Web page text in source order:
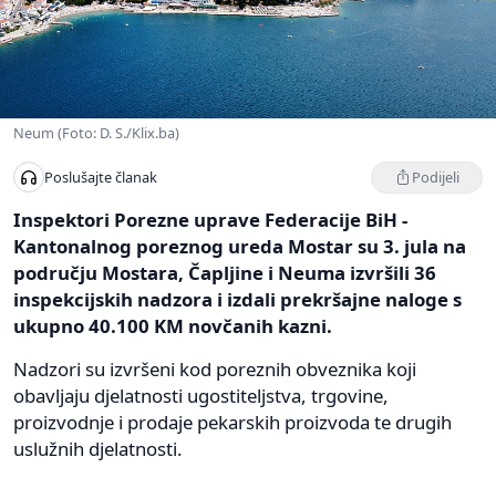
Neum (Foto: D. S./Klix.ba)
Poslušajte članak Podijeli
Inspektori Porezne uprave Federacije BiH -
Kantonalnog poreznog ureda Mostar su 3. jula na
području Mostara, Čapljine i Neuma izvršili 36
inspekcijskih nadzora i izdali prekršajne naloge s
ukupno 40.100 KM novčanih kazni.
Nadzori su izvršeni kod poreznih obveznika koji
obavljaju djelatnosti ugostiteljstva, trgovine,
proizvodnje i prodaje pekarskih proizvoda te drugih
uslužnih djelatnosti.